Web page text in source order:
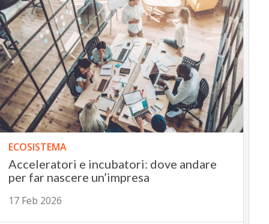
ECOSISTEMA
Acceleratori e incubatori: dove andare
per far nascere un’impresa
17 Feb 2026